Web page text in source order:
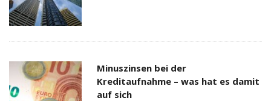
Minuszinsen bei der
Kreditaufnahme – was hat es damit
auf sich